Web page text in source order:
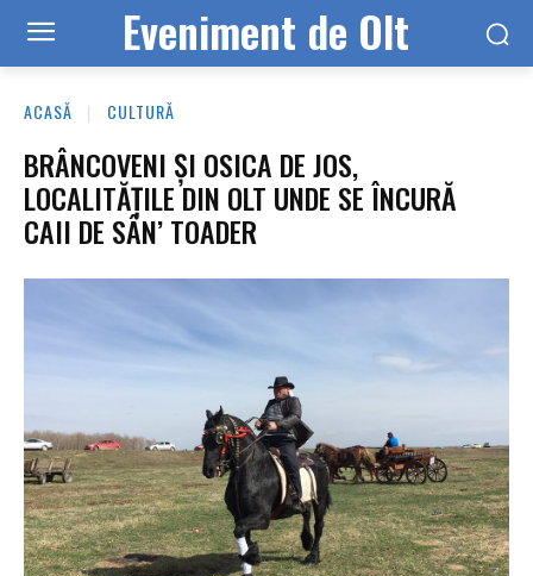
Eveniment de Olt
ACASĂ CULTURĂ
BRÂNCOVENI ŞI OSICA DE JOS,
LOCALITĂŢILE DIN OLT UNDE SE ÎNCURĂ
CAII DE SÂN’ TOADER